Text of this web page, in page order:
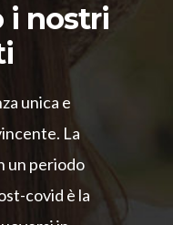
i nostri
unica e
La
un periodo
covid è la